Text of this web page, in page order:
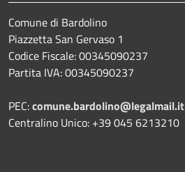
Comune di Bardolino
Piazzetta San Gervaso 1
Codice Fiscale: 00345090237
Partita IVA: 00345090237
PEC:comune.bardolino@legalmail.it
Centralino Unico: +39 045 6213210